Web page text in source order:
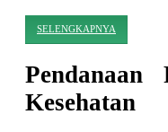
SELENGKAPNYA
Pendanaan
Kesehatan